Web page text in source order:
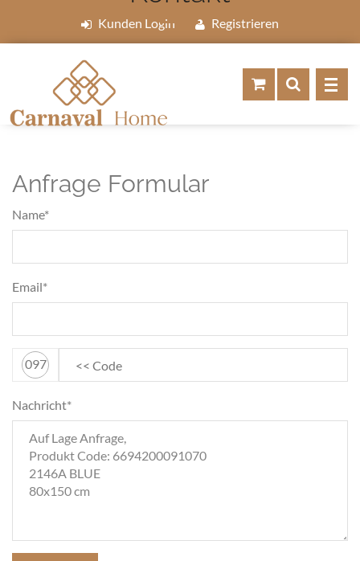
Kunden Login Registrieren
Anfrage Formular
Name*
Email*
097
Nachricht*